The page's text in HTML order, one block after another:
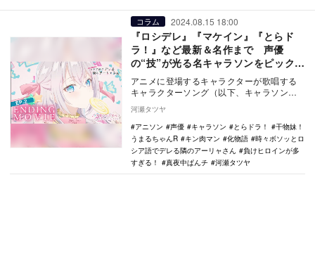
コラム 2024.08.15 18:00
『ロシデレ』『マケイン』『とらド
ラ！』など最新＆名作まで 声優
の“技”が光る名キャラソンをピックア
ップ
アニメに登場するキャラクターが歌唱する
キャラクターソング（以下、キャラソン）
である。本稿で…
河瀬タツヤ
アニソン
声優 キャラソン とらドラ！
干物妹！
うまるちゃんR
キン肉マン 化物語
時々ボソッとロ
シア語でデレる隣のアーリャさん
負けヒロインが多
すぎる！
真夜中ぱんチ 河瀬タツヤ